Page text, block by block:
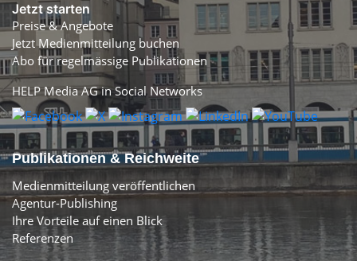
Jetzt starten
Preise & Angebote
Jetzt Medienmitteilung buchen
Abo für regelmässige Publikationen
HELP Media AG in Social Networks
Publikationen & Reichweite
Medienmitteilung veröffentlichen
Agentur-Publishing
Ihre Vorteile auf einen Blick
Referenzen